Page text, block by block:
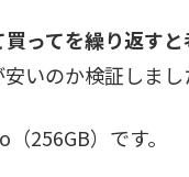
買ってを繰り返す
いのか検証しまし
256GB）です。